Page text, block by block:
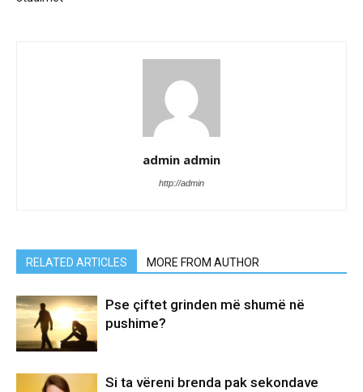
admin admin
http://admin
RELATED ARTICLES MORE FROM AUTHOR
Pse çiftet grinden më shumë në
pushime?
Si ta vëreni brenda pak sekondave